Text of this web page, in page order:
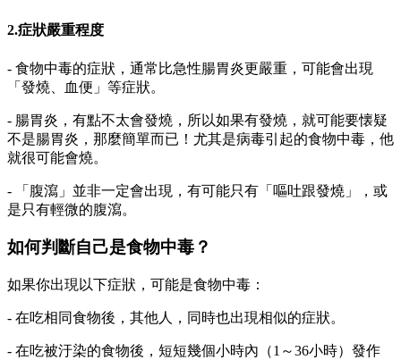
2.症狀嚴重程度
- 食物中毒的症狀，通常比急性腸胃炎更嚴重，可能會出現
「發燒、血便」等症狀。
- 腸胃炎，有點不太會發燒，所以如果有發燒，就可能要懐疑
不是腸胃炎，那麼簡單而已！尤其是病毒引起的食物中毒，他
就很可能會燒。
- 「腹瀉」並非一定會出現，有可能只有「嘔吐跟發燒」，或
是只有輕微的腹瀉。
如何判斷自己是食物中毒？
如果你出現以下症狀，可能是食物中毒：
- 在吃相同食物後，其他人，同時也出現相似的症狀。
- 在吃被汙染的食物後，短短幾個小時內（1～36小時）發作